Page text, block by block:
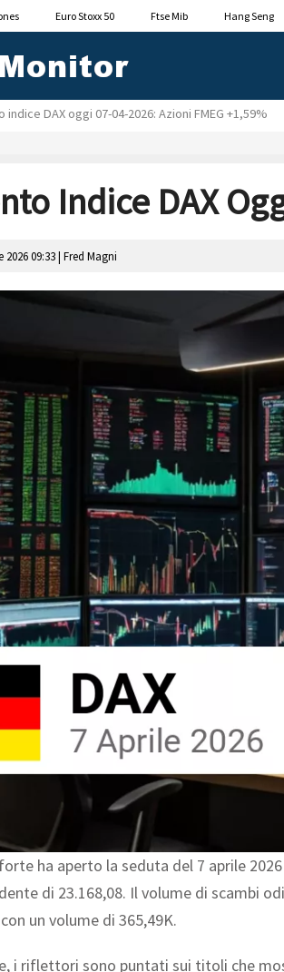
Euro Stoxx 50 Ftse Mib Hang Seng
indice DAX oggi 07-04-2026: Azioni FMEG +1,59%
Indice DAX
09:33 | Fred Magni
ha aperto la seduta del 7 aprile
di 23.168,08. Il volume di scambi
un volume di 365,49K.
i riflettori sono puntati sui titoli che